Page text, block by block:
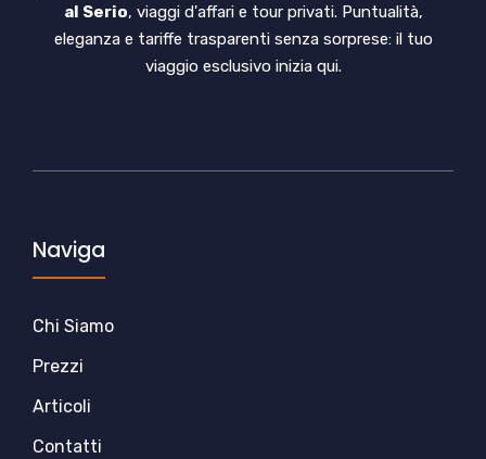
al Serio, viaggi d'affari e tour privati. Puntualità,
eleganza e tariffe trasparenti senza sorprese: il tuo
viaggio esclusivo inizia qui.
Naviga
Chi Siamo
Prezzi
Articoli
Contatti